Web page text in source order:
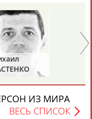
ИЗ МИРА
ВЕСЬ СПИСОК